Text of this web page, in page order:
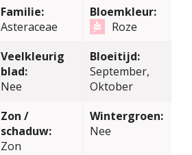
Familie:
Asteraceae
Bloemkleur:
Roze
Veelkleurig
blad:
Nee
Bloeitijd:
September,
Oktober
Zon /
schaduw:
Zon
Wintergroen:
Nee